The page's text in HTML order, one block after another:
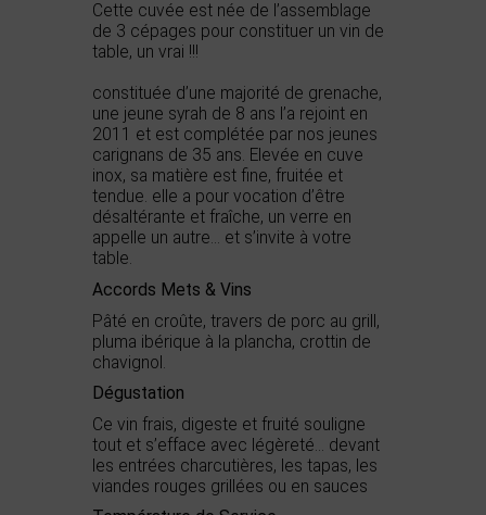
Cette cuvée est née de l’assemblage
de 3 cépages pour constituer un vin de
table, un vrai !!!
constituée d’une majorité de grenache,
une jeune syrah de 8 ans l’a rejoint en
2011 et est complétée par nos jeunes
carignans de 35 ans. Elevée en cuve
inox, sa matière est fine, fruitée et
tendue. elle a pour vocation d’être
désaltérante et fraîche, un verre en
appelle un autre… et s’invite à votre
table.
Accords Mets & Vins
Pâté en croûte, travers de porc au grill,
pluma ibérique à la plancha, crottin de
chavignol.
Dégustation
Ce vin frais, digeste et fruité souligne
tout et s’efface avec légèreté… devant
les entrées charcutières, les tapas, les
viandes rouges grillées ou en sauces